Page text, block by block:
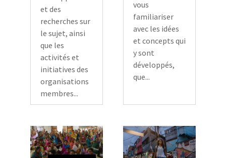
et des
recherches sur
le sujet, ainsi
que les
activités et
initiatives des
organisations
membres...
vous
familiariser
avec les idées
et concepts qui
y sont
développés,
que...